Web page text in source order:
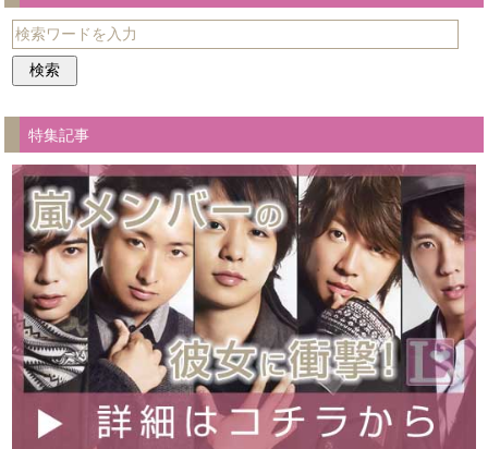
特集記事